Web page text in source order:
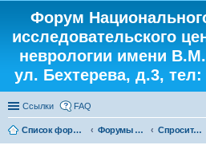
Форум
исследовательского
неврологии имени
ул. Бехтерева, д.3, тел:
Ссылки FAQ
Список форумов Форумы института Спросите у доктора